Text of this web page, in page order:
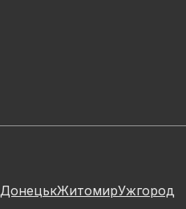
ДонецькЖитомирУжгород